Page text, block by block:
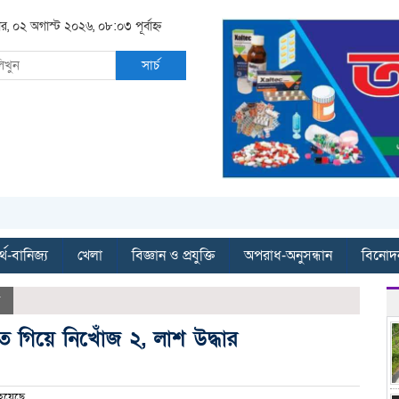
০২ অগাস্ট ২০২৬, ০৮:০৩ পূর্বাহ্ন
সার্চ
বানিজ্য খেলা বিজ্ঞান ও প্রযুক্তি অপরাধ-অনুসন্ধান
গিয়ে নিখোঁজ ২, লাশ উদ্ধার